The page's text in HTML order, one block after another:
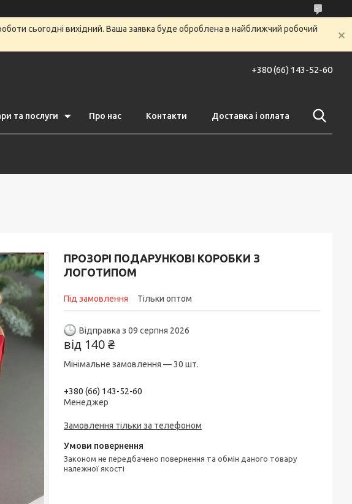
сьогодні вихідний. Ваша заявка буде оброблена в найближчий робочий
+380 (66) 143-52-60
та послуги Про нас Контакти Доставка і оплата
ПРОЗОРІ ПОДАРУНКОВІ КОРОБКИ З
ЛОГОТИПОМ
Під замовлення Тільки оптом
Відправка з 09 серпня 2026
від 140 ₴
Мінімальне замовлення — 30 шт.
+380 (66) 143-52-60
Менеджер
Замовлення тільки за телефоном
Законом не передбачено повернення та обмін даного товару
належної якості